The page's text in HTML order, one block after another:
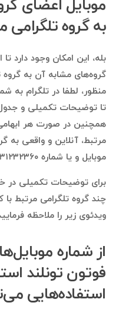
موبایل اعضای
به گروه
بله، این امکان وجود دارد
گروه‌های مشابه آن به گروه
تا توضیحات تکمیلی و جدول
همچنین در صورت هر
مرتبط، آنلاین و واقعی به
موبایل و یا شماره ۰۳۵۳۱۲۳۲۳۶۰ تماس بگیرید.
برای توضیحات تکمیلی در
چند گروه تلگرامی مرتبط با
ویدئوی زیر را ملاحظه
از شماره
فوتون تونلند
استفاده‌هایی